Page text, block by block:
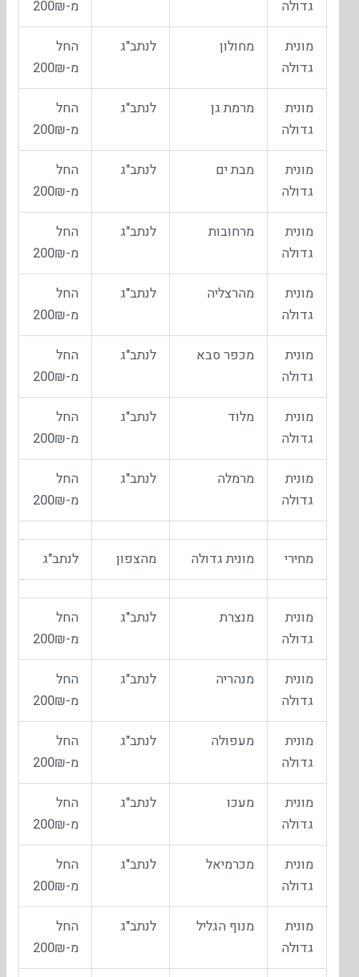
גדולה מ-200₪
מונית
גדולה
מחולון לנתב"ג
החל
מ-200₪
מונית
גדולה
מרמת גן לנתב"ג
החל
מ-200₪
מונית
גדולה
מבת ים לנתב"ג
החל
מ-200₪
מונית
גדולה
מרחובות לנתב"ג
החל
מ-200₪
מונית
גדולה
מהרצליה לנתב"ג
החל
מ-200₪
מונית
גדולה
מכפר סבא לנתב"ג
החל
מ-200₪
מונית
גדולה
מלוד לנתב"ג
החל
מ-200₪
מונית
גדולה
מרמלה לנתב"ג
החל
מ-200₪
מחירי מונית גדולה מהצפון לנתב"ג
מונית
גדולה
מנצרת לנתב"ג
החל
מ-200₪
מונית
גדולה
מנהריה לנתב"ג
החל
מ-200₪
מונית
גדולה
מעפולה לנתב"ג
החל
מ-200₪
מונית
גדולה
מעכו לנתב"ג
החל
מ-200₪
מונית
גדולה
מכרמיאל לנתב"ג
החל
מ-200₪
מונית
גדולה
מנוף הגליל לנתב"ג
החל
מ-200₪